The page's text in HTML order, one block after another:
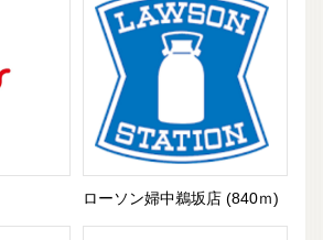
ローソン婦中鵜坂店 (840ｍ)